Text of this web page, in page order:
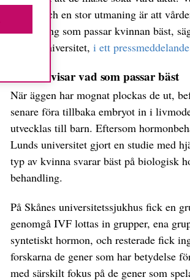
faktor, och en stor utmaning är att
behandling som passar kvinnan bäst,
Lunds universitet, i ett pressmeddelande
Gentest visar vad som passar bäst
När äggen har mognat plockas de ut,
senare föra tillbaka embryot in i
utvecklas till barn. Eftersom
Lunds universitet gjort en studie med
typ av kvinna svarar bäst på biologisk
behandling.
På Skånes universitetssjukhus fick en
genomgå IVF lottas in grupper, ena
syntetiskt hormon, och resterade fick
forskarna de gener som har betydelse
med särskilt fokus på de gener som